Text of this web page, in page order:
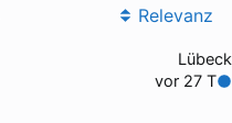
Relevanz
Lübeck
vor 27 T